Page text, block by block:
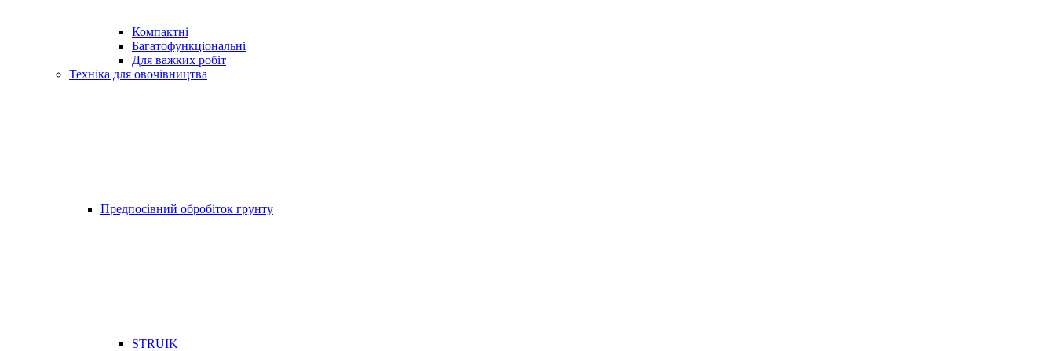
Компактні
Багатофункціональні
Для важких робіт
Техніка для овочівництва
Предпосівний обробіток грунту
STRUIK